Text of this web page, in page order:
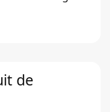
de